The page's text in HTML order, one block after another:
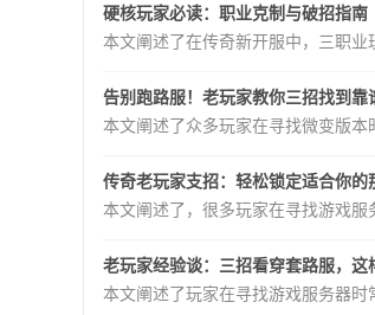
硬核玩家必读：职业克制与破招指南
本文阐述了在传奇新开服中，三职业
告别跑路服！老玩家教你三招找到靠
本文阐述了众多玩家在寻找微变版本
传奇老玩家支招：轻松锁定适合你的
本文阐述了，很多玩家在寻找游戏服
老玩家经验谈：三招看穿套路服，这
本文阐述了玩家在寻找游戏服务器时